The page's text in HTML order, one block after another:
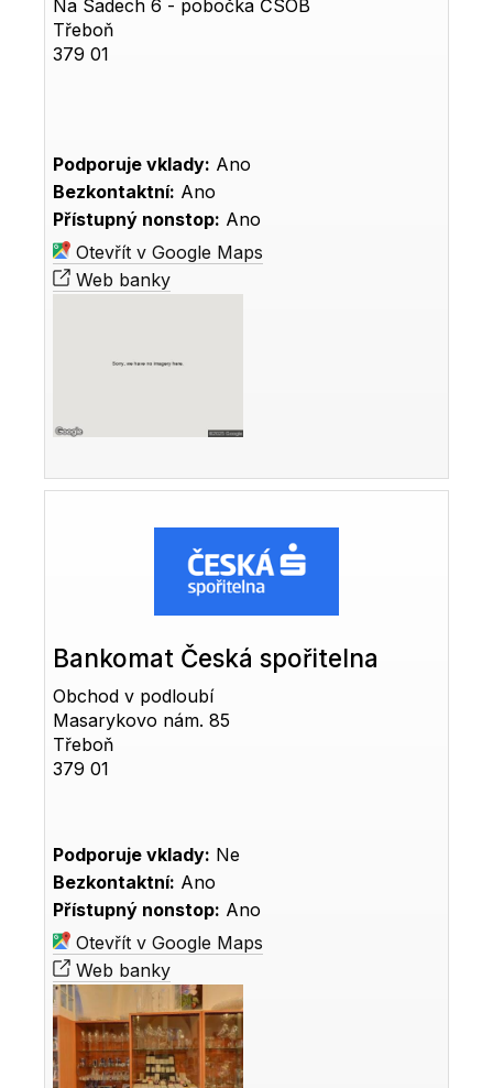
Na Sadech 6 - pobočka ČSOB
Třeboň
379 01
Podporuje vklady: Ano
Bezkontaktní: Ano
Přístupný nonstop: Ano
Otevřít v Google Maps
Web banky
Bankomat Česká spořitelna
Obchod v podloubí
Masarykovo nám. 85
Třeboň
379 01
Podporuje vklady: Ne
Bezkontaktní: Ano
Přístupný nonstop: Ano
Otevřít v Google Maps
Web banky